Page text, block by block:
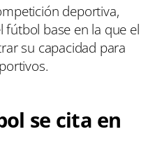
deportiva,
fútbol base en la que el
su capacidad para
se cita en